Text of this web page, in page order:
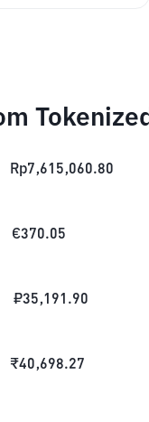
Rp7,615,060.80
€370.05
₽35,191.90
₹40,698.27